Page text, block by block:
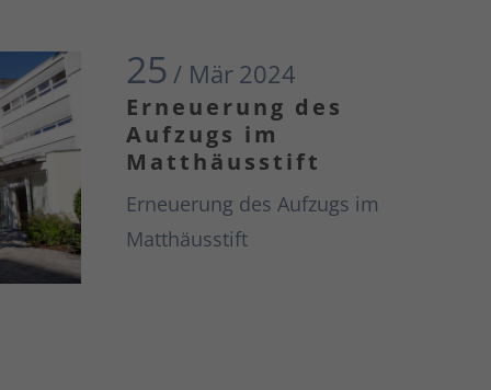
25 / Mär 2024
Erneuerung des
Aufzugs im
Matthäusstift
Erneuerung des Aufzugs im
Matthäusstift